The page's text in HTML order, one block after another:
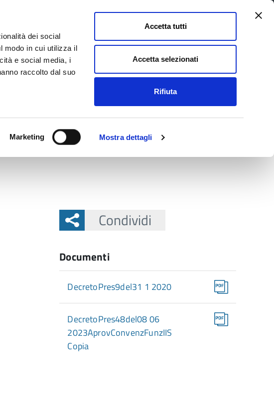
dei social
modo in cui utilizza il
e social media, i
raccolto dal suo
Marketing Mostra dettagli
Accetta tutti
Accetta selezionati
Rifiuta
Seguici su Pagina
La Provincia e il territorio
Convenzioni con scuole secondarie di II grado
Condividi
Documenti
DecretoPres9del31 1 2020
DecretoPres48del08 06
2023AprovConvenzFunzIIS
Copia